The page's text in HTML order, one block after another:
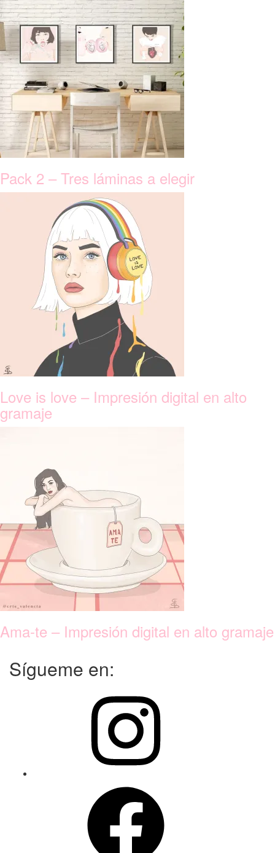
Pack 2 – Tres láminas a elegir
Love is love – Impresión digital en alto
gramaje
Ama-te – Impresión digital en alto gramaje
Sígueme en: